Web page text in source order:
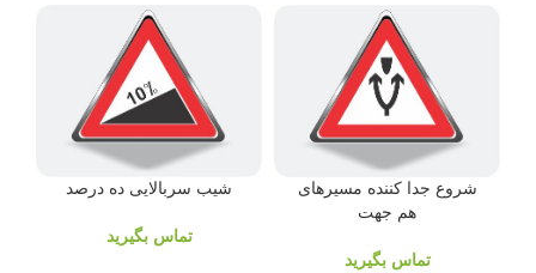
شروع جدا کننده مسیرهای
هم جهت
تماس بگیرید
شیب سربالایی ده درصد
تماس بگیرید